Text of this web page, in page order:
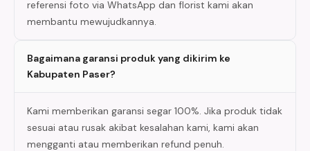
referensi foto via WhatsApp dan florist kami akan
membantu mewujudkannya.
Bagaimana garansi produk yang dikirim ke
Kabupaten Paser?
Kami memberikan garansi segar 100%. Jika produk tidak
sesuai atau rusak akibat kesalahan kami, kami akan
mengganti atau memberikan refund penuh.